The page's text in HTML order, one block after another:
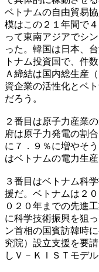
ベトナムの自由貿易
模はこの２１年間で
って東南アジアでシ
った。韓国は日本、
トナム投資国で、件
Ａ締結は国内総生産
資企業の活性化とベ
だろう。
２番目は原子力産業
府は原子力発電の割
に７．９％に増やそ
はベトナムの電力生
３番目はベトナム科
援だ。ベトナムは２
０２０年までの先進
に科学技術振興を狙
ン首相の国賓訪韓時
究院）設立支援を要
しＶ－ＫＩＳＴモデ